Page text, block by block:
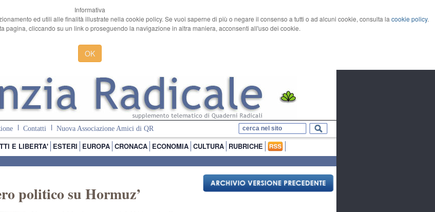
Informativa
ed utili alle finalità illustrate nella cookie policy. Se vuoi saperne di più o negare il consenso a tutti o ad alcuni cookie, consulta la cookie policy.
pagina, cliccando su un link o proseguendo la navigazione in altra maniera, acconsenti all'uso dei cookie.
OK
Contatti Nuova Associazione Amici di QR
E LIBERTA' ESTERI EUROPA CRONACA ECONOMIA CULTURA RUBRICHE
politico su Hormuz’